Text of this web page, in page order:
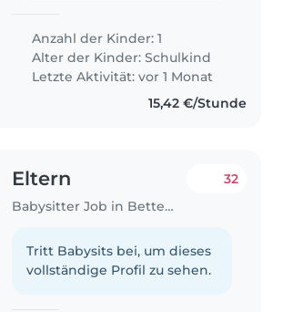
Anzahl der Kinder: 1
Alter der Kinder:Schulkind
Letzte Aktivität: vor 1 Monat
15,42 €/Stunde
Eltern
Babysitter Job in Bettemburg
32
Tritt Babysits bei, um dieses
vollständige Profil zu sehen.